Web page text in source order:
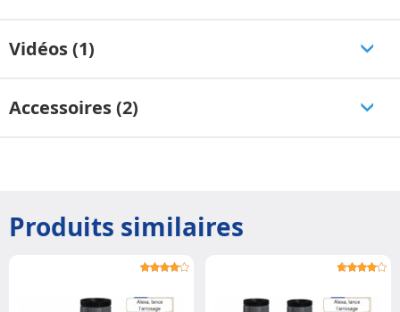
Vidéos (1)
Accessoires (2)
Produits similaires